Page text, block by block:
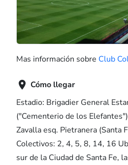
Mas información sobre Club
 Cómo llegar
Estadio: Brigadier General
("Cementerio de los
Zavalla esq. Pietranera (Santa
Colectivos: 2, 4, 5, 8, 14, 16
sur de la Ciudad de Santa Fe,